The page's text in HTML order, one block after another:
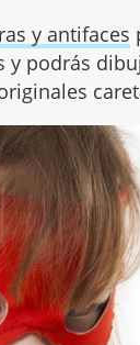
y antifaces
y podrás